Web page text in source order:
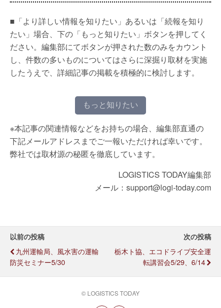
■「より詳しい情報を知りたい」あるいは「続報を知り
たい」場合、下の「もっと知りたい」ボタンを押してく
ださい。編集部にてボタンが押された数のみをカウント
し、件数の多いものについてはさらに深掘り取材を実施
したうえで、詳細記事の掲載を積極的に検討します。
もっと知りたい
※本記事の関連情報などをお持ちの場合、編集部直通の
下記メールアドレスまでご一報いただければ幸いです。
弊社では取材源の秘匿を徹底しています。
LOGISTICS TODAY編集部
メール：support@logi-today.com
以前の投稿
九州運輸局、風水害の運輸
防災セミナー5/30
次の投稿
栃木ト協、エコドライブ安全運
転講習会5/29、6/14
© LOGISTICS TODAY